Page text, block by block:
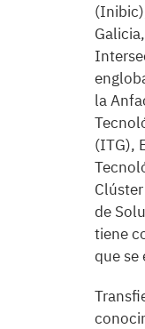
la
(ITG),
de
tiene
que se